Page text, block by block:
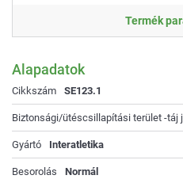
Termék
Alapadatok
Cikkszám SE123.1
Biztonsági/ütéscsillapítási terület -táj
Gyártó Interatletika
Besorolás Normál